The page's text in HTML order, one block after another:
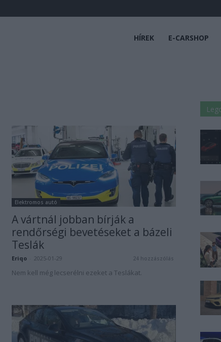
HÍREK E-CARSHOP
Elektromos autó
A vártnál jobban bírják a
rendőrségi bevetéseket a bázeli
Teslák
Eriqo 2025-01-29 24 hozzászólás
Nem kell még lecserélni ezeket a Teslákat.